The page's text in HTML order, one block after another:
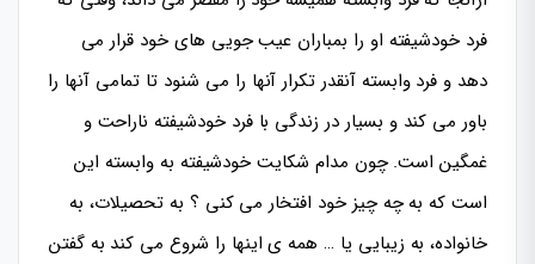
فرد خودشیفته او را بمباران عیب جویی های خود قرار می
دهد و فرد وابسته آنقدر تکرار آنها را می شنود تا تمامی آنها را
باور می کند و بسیار در زندگی با فرد خودشیفته ناراحت و
غمگین است. چون مدام شکایت خودشیفته به وابسته این
است که به چه چیز خود افتخار می کنی ؟ به تحصیلات، به
خانواده، به زیبایی یا … همه ی اینها را شروع می کند به گفتن